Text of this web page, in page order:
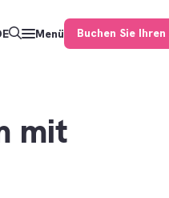
Menü Buchen Sie
mit